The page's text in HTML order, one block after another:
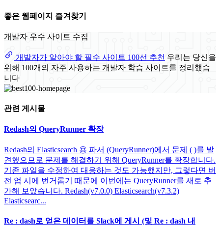
좋은 웹페이지 즐겨찾기
개발자 우수 사이트 수집
개발자가 알아야 할 필수 사이트 100선 추천 우리는 당신을
위해 100개의 자주 사용하는 개발자 학습 사이트를 정리했습
니다
관련 게시물
Redash의 QueryRunner 확장
Redash의 Elasticsearch 용 파서 (QueryRunner)에서 문제 ( )를 발
견했으므로 문제를 해결하기 위해 QueryRunner를 확장합니다.
기존 파일을 수정하여 대응하는 것도 가능했지만, 그렇다면 버
전 업 시에 번거롭기 때문에 이번에는 QueryRunner를 새로 추
가해 보았습니다. Redash(v7.0.0) Elasticsearch(v7.3.2)
Elasticsearc...
Re : dash로 얻은 데이터를 Slack에 게시 (및 Re : dash 내